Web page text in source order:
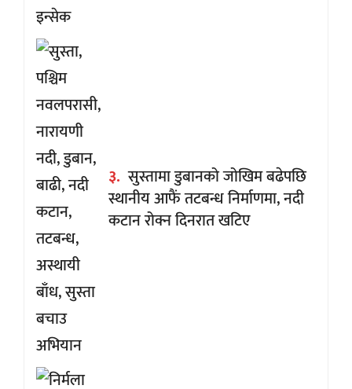
३. सुस्तामा डुबानको जोखिम बढेपछि
स्थानीय आफैं तटबन्ध निर्माणमा, नदी
कटान रोक्न दिनरात खटिए